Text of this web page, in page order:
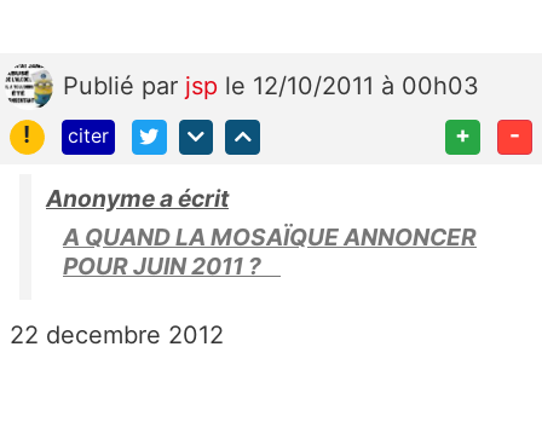
Publié par jsp le 12/10/2011 à 00h03
!
citer + -
Anonyme a écrit
A QUAND LA MOSAÏQUE ANNONCER
POUR JUIN 2011 ?
22 decembre 2012